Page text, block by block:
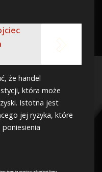
że handel
która może
Istotna jest
jej ryzyka, które